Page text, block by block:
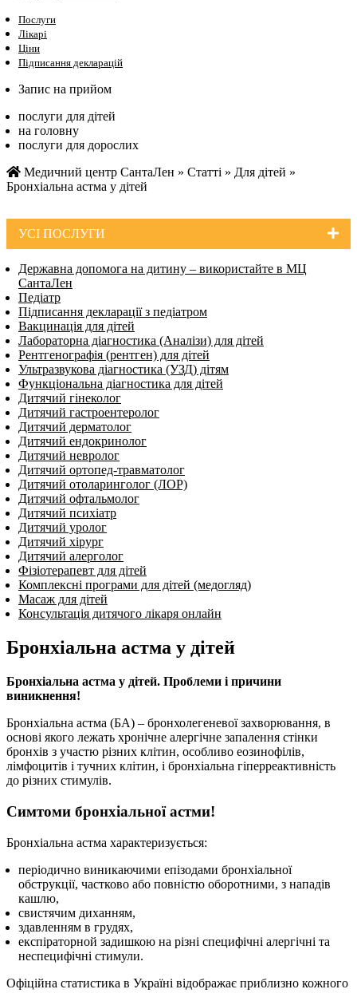
Послуги
Лікарі
Ціни
Підписання декларацій
Запис на прийом
послуги для дітей
на головну
послуги для дорослих
Медичний центр СантаЛен » Статті » Для дітей »
Бронхіальна астма у дітей
УСI ПОСЛУГИ
Державна допомога на дитину – використайте в МЦ
СантаЛен
Педіатр
Підписання декларації з педіатром
Вакцинація для дітей
Лабораторна діагностика (Аналізи) для дітей
Рентгенографія (рентген) для дітей
Ультразвукова діагностика (УЗД) дітям
Функціональна діагностика для дітей
Дитячий гінеколог
Дитячий гастроентеролог
Дитячий дерматолог
Дитячий ендокринолог
Дитячий нев­ро­лог
Дитячий ортопед-травматолог
Дитячий отоларинголог (ЛОР)
Дитячий офтальмолог
Дитячий психіатр
Дитячий уролог
Дитячий хірург
Дитячий алерголог
Фізіотерапевт для дітей
Комплексні програми для дітей (медогляд)
Масаж для дітей
Консультація дитячого лікаря онлайн
Бронхіальна астма у дітей
Бронхіальна астма у дітей. Проблеми і причини
виникнення!
Бронхіальна астма (БА) – бронхолегеневої захворювання, в
основі якого лежать хронічне алергічне запалення стінки
бронхів з участю різних клітин, особливо еозинофілів,
лімфоцитів і тучних клітин, і бронхіальна гіперреактивність
до різних стимулів.
Симтоми бронхіальної астми!
Бронхіальна астма характеризується:
періодично виникаючими епізодами бронхіальної
обструкції, частково або повністю оборотними, з нападів
кашлю,
свистячим диханням,
здавленням в грудях,
експіраторной задишкою на різні специфічні алергічні та
неспецифічні стимули.
Офіційна статистика в Україні відображає приблизно кожного